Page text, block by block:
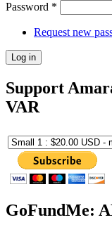
Password *
Request new
Support
VAR
GoFundMe: